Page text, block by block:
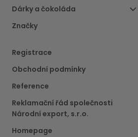
Dárky a čokoláda
Značky
Registrace
Obchodní podmínky
Reference
Reklamační řád společnosti
Národní export, s.r.o.
Homepage